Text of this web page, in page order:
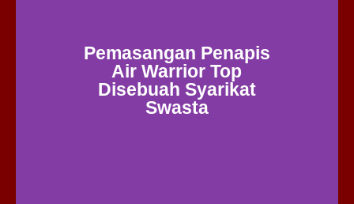
Pemasangan Penapis
Air Warrior Top
Disebuah Syarikat
Swasta